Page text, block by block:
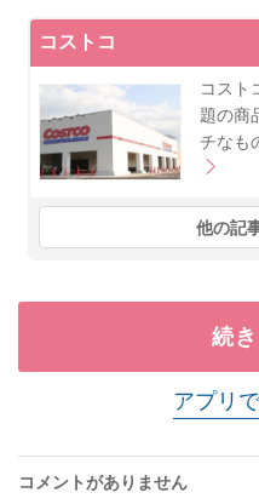
コストコ
コスト
題の商
チなも
他の記
続
アプリ
コメントがありません